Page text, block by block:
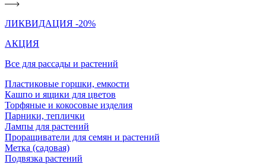
ЛИКВИДАЦИЯ -20%
АКЦИЯ
Все для рассады и растений
Пластиковые горшки, емкости
Кашпо и ящики для цветов
Торфяные и кокосовые изделия
Парники, теплички
Лампы для растений
Проращиватели для семян и растений
Метка (садовая)
Подвязка растений